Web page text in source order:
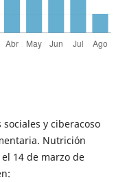
sociales y ciberacoso
Nutrición
14 de marzo de